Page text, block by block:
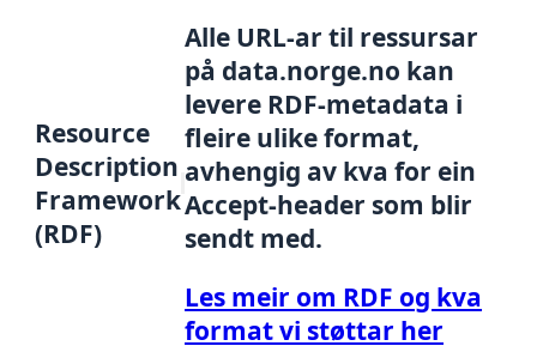
Resource
Description
Framework
(RDF)
Alle URL-ar til ressursar
på data.norge.no kan
levere RDF-metadata i
fleire ulike format,
avhengig av kva for ein
Accept-header som blir
sendt med.
Les meir om RDF og kva
format vi støttar her